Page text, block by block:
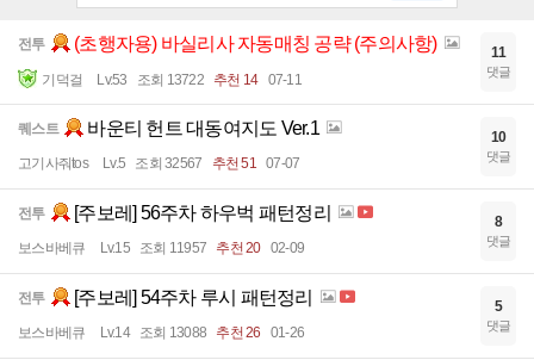
전투 (초행자용) 바실리사 자동매칭 공략 (주의사항)
기덕걸 Lv.53 조회 13722 추천 14 07-11
11
댓글
퀘스트 바운티 헌트 대동여지도 Ver.1
고기사줘tos Lv.5 조회 32567 추천 51 07-07
10
댓글
전투 [주보레] 56주차 하우벅 패턴정리
보스바베큐 Lv.15 조회 11957 추천 20 02-09
8
댓글
전투 [주보레] 54주차 루시 패턴정리
보스바베큐 Lv.14 조회 13088 추천 26 01-26
5
댓글